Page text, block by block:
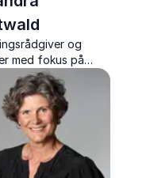
og
med fokus på
strategi, der
til fremtidens
med
og lærende